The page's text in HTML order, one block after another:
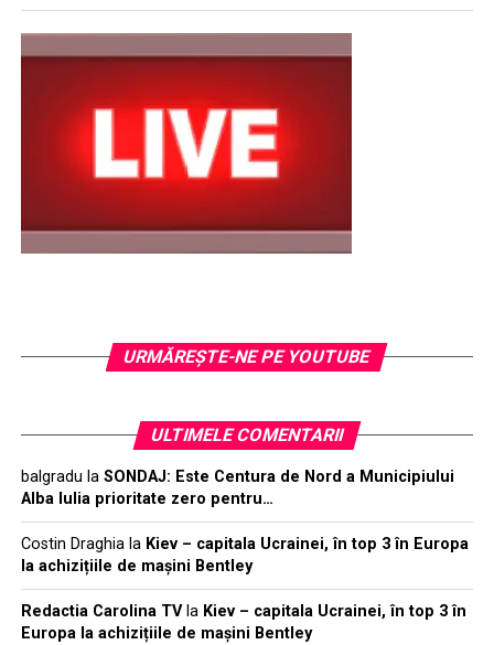
URMĂREŞTE-NE PE YOUTUBE
ULTIMELE COMENTARII
balgradu la SONDAJ: Este Centura de Nord a Municipiului
Alba Iulia prioritate zero pentru…
Costin Draghiala Kiev – capitala Ucrainei, în top 3 în Europa
la achizițiile de mașini Bentley
Redactia Carolina TVla Kiev – capitala Ucrainei, în top 3 în
Europa la achizițiile de mașini Bentley